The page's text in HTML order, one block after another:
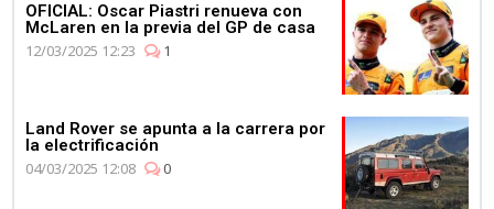
OFICIAL: Oscar Piastri renueva con
McLaren en la previa del GP de casa
12/03/2025 12:23
1
Land Rover se apunta a la carrera por
la electrificación
04/03/2025 12:08
0